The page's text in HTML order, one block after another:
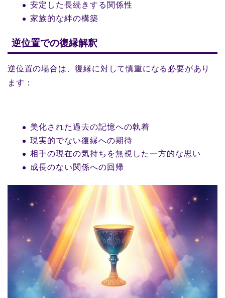
安定した長続きする関係性
家族的な絆の構築
逆位置での復縁解釈
逆位置の場合は、復縁に対して慎重になる必要があり
ます：
美化された過去の記憶への執着
現実的でない復縁への期待
相手の現在の気持ちを無視した一方的な思い
成長のない関係への回帰